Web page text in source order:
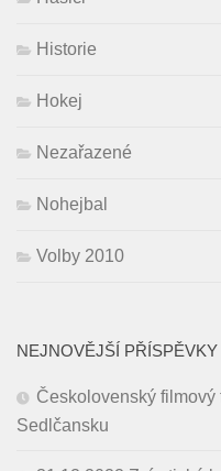
Historie
Hokej
Nezařazené
Nohejbal
Volby 2010
NEJNOVĚJŠÍ PŘÍSPĚVKY
Českolovenský
Sedlčansku